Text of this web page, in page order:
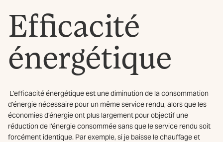
Efficacité
énergétique
L’efficacité énergétique est une diminution de la consommation
d’énergie nécessaire pour un même service rendu, alors que les
économies d’énergie ont plus largement pour objectif une
réduction de l’énergie consommée sans que le service rendu soit
forcément identique. Par exemple, si je baisse le chauffage et